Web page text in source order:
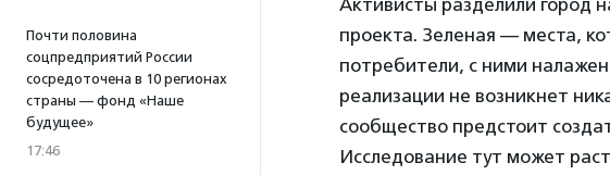
Почти половина
соцпредприятий России
сосредоточена в 10 регионах
страны — фонд «Наше
будущее»
17:46
Активисты разделили город
проекта. Зеленая — места,
потребители, с ними
реализации не возникнет
сообщество предстоит
Исследование тут может